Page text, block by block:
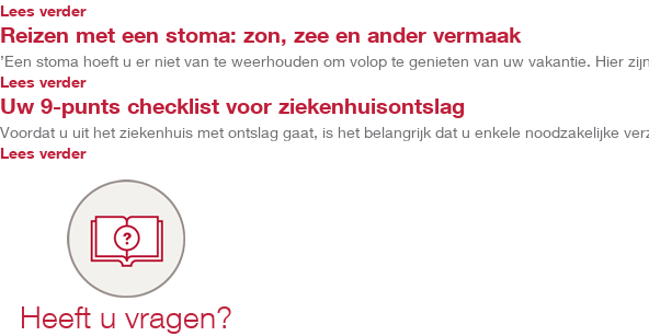
Lees verder
Reizen met een stoma: zon, zee en ander vermaak
’Een stoma hoeft u er niet van te weerhouden om volop te genieten van uw vakantie. Hier
Lees verder
Uw 9-punts checklist voor ziekenhuisontslag
Voordat u uit het ziekenhuis met ontslag gaat, is het belangrijk dat u enkele noodzakelijke
Lees verder
Heeft u vragen?